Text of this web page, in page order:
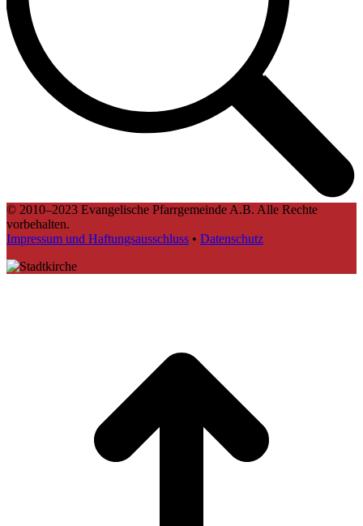
© 2010–2023 Evangelische Pfarrgemeinde A.B. Alle Rechte
vorbehalten.
Impressum und Haftungsausschluss • Datenschutz